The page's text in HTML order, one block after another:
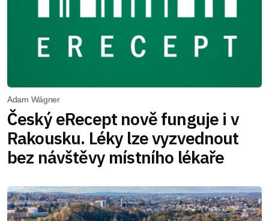
Adam Wágner
Český eRecept nově funguje i v
Rakousku. Léky lze vyzvednout
bez návštěvy místního lékaře